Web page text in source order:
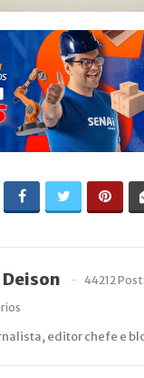
Deison
44212
editor chefe e